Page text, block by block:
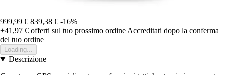
999,99 € 839,38 € -16%
+41,97 € offerti sul tuo prossimo ordine Accreditati dopo la conferma
del tuo ordine
Loading...
Descrizione